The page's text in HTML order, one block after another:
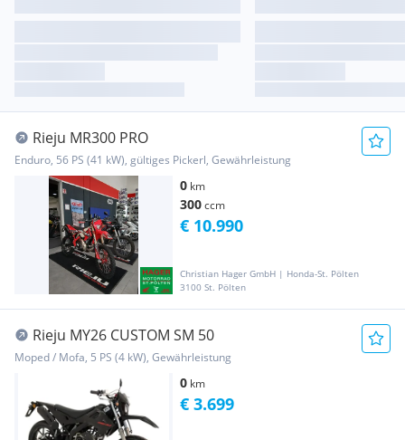
Rieju MR300 PRO
Enduro, 56 PS (41 kW), gültiges Pickerl, Gewährleistung
0 km
300ccm
Christian Hager GmbH | Honda-St. Pölten
3100 St. Pölten
€ 10.990
Rieju MY26 CUSTOM SM 50
Moped / Mofa, 5 PS (4 kW), Gewährleistung
0 km
€ 3.699